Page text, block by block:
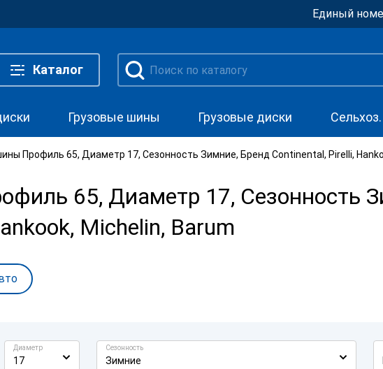
Единый
Каталог
Грузовые шины Грузовые диски
Профиль 65, Диаметр 17, Сезонность Зимние, Бренд Continental, Pirelli,
65, Диаметр 17, Сезонность
Michelin, Barum
Диаметр
17
Сезонность
Зимние